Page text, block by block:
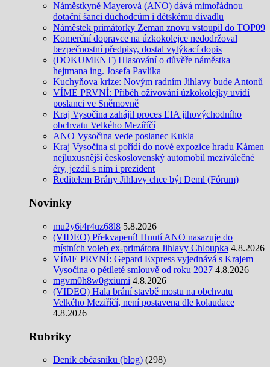
Náměstkyně Mayerová (ANO) dává mimořádnou
dotační šanci důchodcům i dětskému divadlu
Náměstek primátorky Zeman znovu vstoupil do TOP09
Komerční dopravce na úzkokolejce nedodržoval
bezpečnostní předpisy, dostal vytýkací dopis
(DOKUMENT) Hlasování o důvěře náměstka
hejtmana ing. Josefa Pavlíka
Kuchyňova krize: Novým radním Jihlavy bude Antonů
VÍME PRVNÍ: Příběh oživování úzkokolejky uvidí
poslanci ve Sněmovně
Kraj Vysočina zahájil proces EIA jihovýchodního
obchvatu Velkého Meziříčí
ANO Vysočina vede poslanec Kukla
Kraj Vysočina si pořídí do nové expozice hradu Kámen
nejluxusnější československý automobil meziválečné
éry, jezdil s ním i prezident
Ředitelem Brány Jihlavy chce být Deml (Fórum)
Novinky
mu2y6i4r4uz68l8 5.8.2026
(VIDEO) Překvapení! Hnutí ANO nasazuje do
místních voleb ex-primátora Jihlavy Chloupka 4.8.2026
VÍME PRVNÍ: Gepard Express vyjednává s Krajem
Vysočina o pětileté smlouvě od roku 2027 4.8.2026
mgvm0h8w0gxiumi 4.8.2026
(VIDEO) Hala brání stavbě mostu na obchvatu
Velkého Meziříčí, není postavena dle kolaudace
4.8.2026
Rubriky
Deník občasníku (blog) (298)